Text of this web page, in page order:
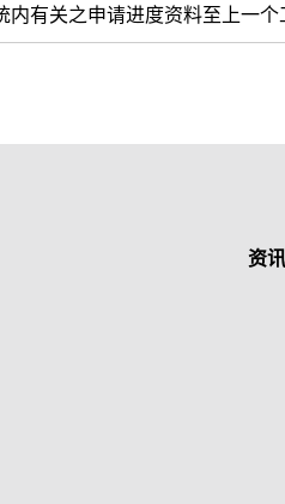
内有关之申请进度资料至上一个
资